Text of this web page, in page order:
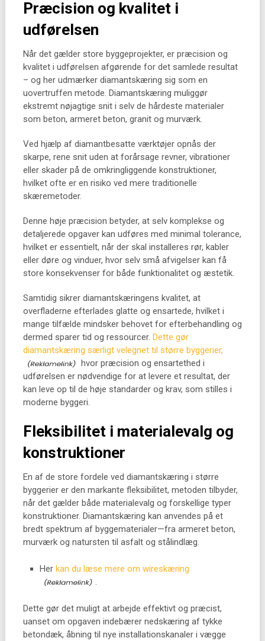
Præcision og kvalitet i
udførelsen
Når det gælder store byggeprojekter, er præcision og
kvalitet i udførelsen afgørende for det samlede resultat
– og her udmærker diamantskæring sig som en
uovertruffen metode. Diamantskæring muliggør
ekstremt nøjagtige snit i selv de hårdeste materialer
som beton, armeret beton, granit og murværk.
Ved hjælp af diamantbesatte værktøjer opnås der
skarpe, rene snit uden at forårsage revner, vibrationer
eller skader på de omkringliggende konstruktioner,
hvilket ofte er en risiko ved mere traditionelle
skæremetoder.
Denne høje præcision betyder, at selv komplekse og
detaljerede opgaver kan udføres med minimal tolerance,
hvilket er essentielt, når der skal installeres rør, kabler
eller døre og vinduer, hvor selv små afvigelser kan få
store konsekvenser for både funktionalitet og æstetik.
Samtidig sikrer diamantskæringens kvalitet, at
overfladerne efterlades glatte og ensartede, hvilket i
mange tilfælde mindsker behovet for efterbehandling og
dermed sparer tid og ressourcer. Dette gør
diamantskæring særligt velegnet til større byggerier,
hvor præcision og ensartethed i
udførelsen er nødvendige for at levere et resultat, der
kan leve op til de høje standarder og krav, som stilles i
moderne byggeri.
Fleksibilitet i materialevalg og
konstruktioner
En af de store fordele ved diamantskæring i større
byggerier er den markante fleksibilitet, metoden tilbyder,
når det gælder både materialevalg og forskellige typer
konstruktioner. Diamantskæring kan anvendes på et
bredt spektrum af byggematerialer—fra armeret beton,
murværk og natursten til asfalt og stålindlæg.
Herkan du læse mere om wireskæring
Dette gør det muligt at arbejde effektivt og præcist,
uanset om opgaven indebærer nedskæring af tykke
betondæk, åbning til nye installationskanaler i vægge